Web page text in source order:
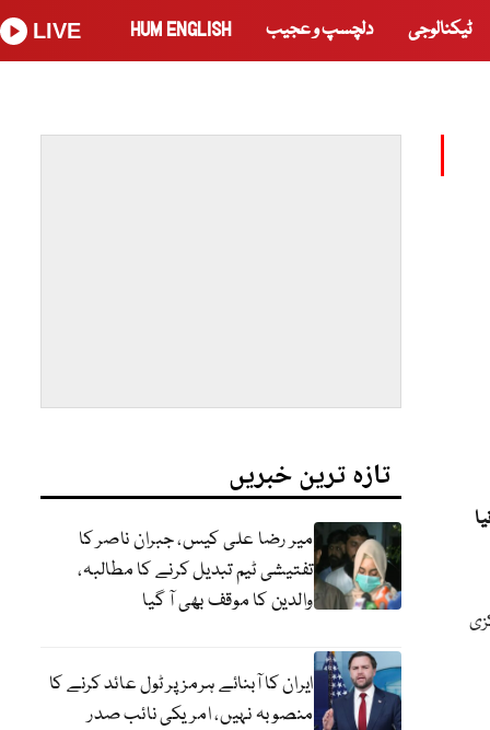
ٹیکنالوجی دلچسپ و عجیب HUM ENGLISH
LIVE
تازہ ترین خبریں
میر رضا علی کیس، جبران ناصر کا
تفتیشی ٹیم تبدیل کرنے کا مطالبہ،
والدین کا موقف بھی آ گیا
ایران کا آبنائے ہرمز پر ٹول عائد کرنے کا
منصوبہ نہیں، امریکی نائب صدر